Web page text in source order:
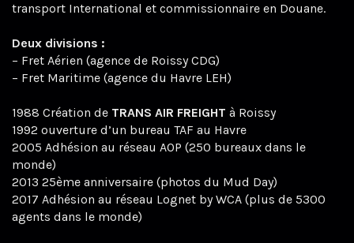
transport International et commissionnaire en Douane.
Deux divisions :
– Fret Aérien (agence de Roissy CDG)
– Fret Maritime (agence du Havre LEH)
1988 Création de TRANS AIR FREIGHT à Roissy
1992 ouverture d’un bureau TAF au Havre
2005 Adhésion au réseau AOP (250 bureaux dans le
monde)
2013 25ème anniversaire (photos du Mud Day)
2017 Adhésion au réseau Lognet by WCA (plus de 5300
agents dans le monde)